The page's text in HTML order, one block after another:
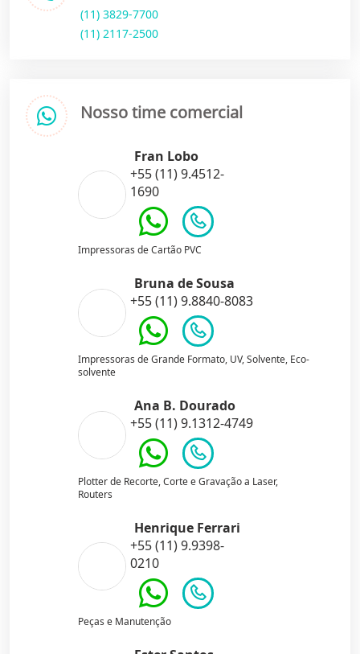
(11) 3829-7700
(11) 2117-2500
Nosso time comercial
Fran Lobo
+55 (11) 9.4512-
1690
Impressoras de Cartão PVC
Bruna de Sousa
+55 (11) 9.8840-8083
Impressoras de Grande Formato, UV, Solvente, Eco-
solvente
Ana B. Dourado
+55 (11) 9.1312-4749
Plotter de Recorte, Corte e Gravação a Laser,
Routers
Henrique Ferrari
+55 (11) 9.9398-
0210
Peças e Manutenção